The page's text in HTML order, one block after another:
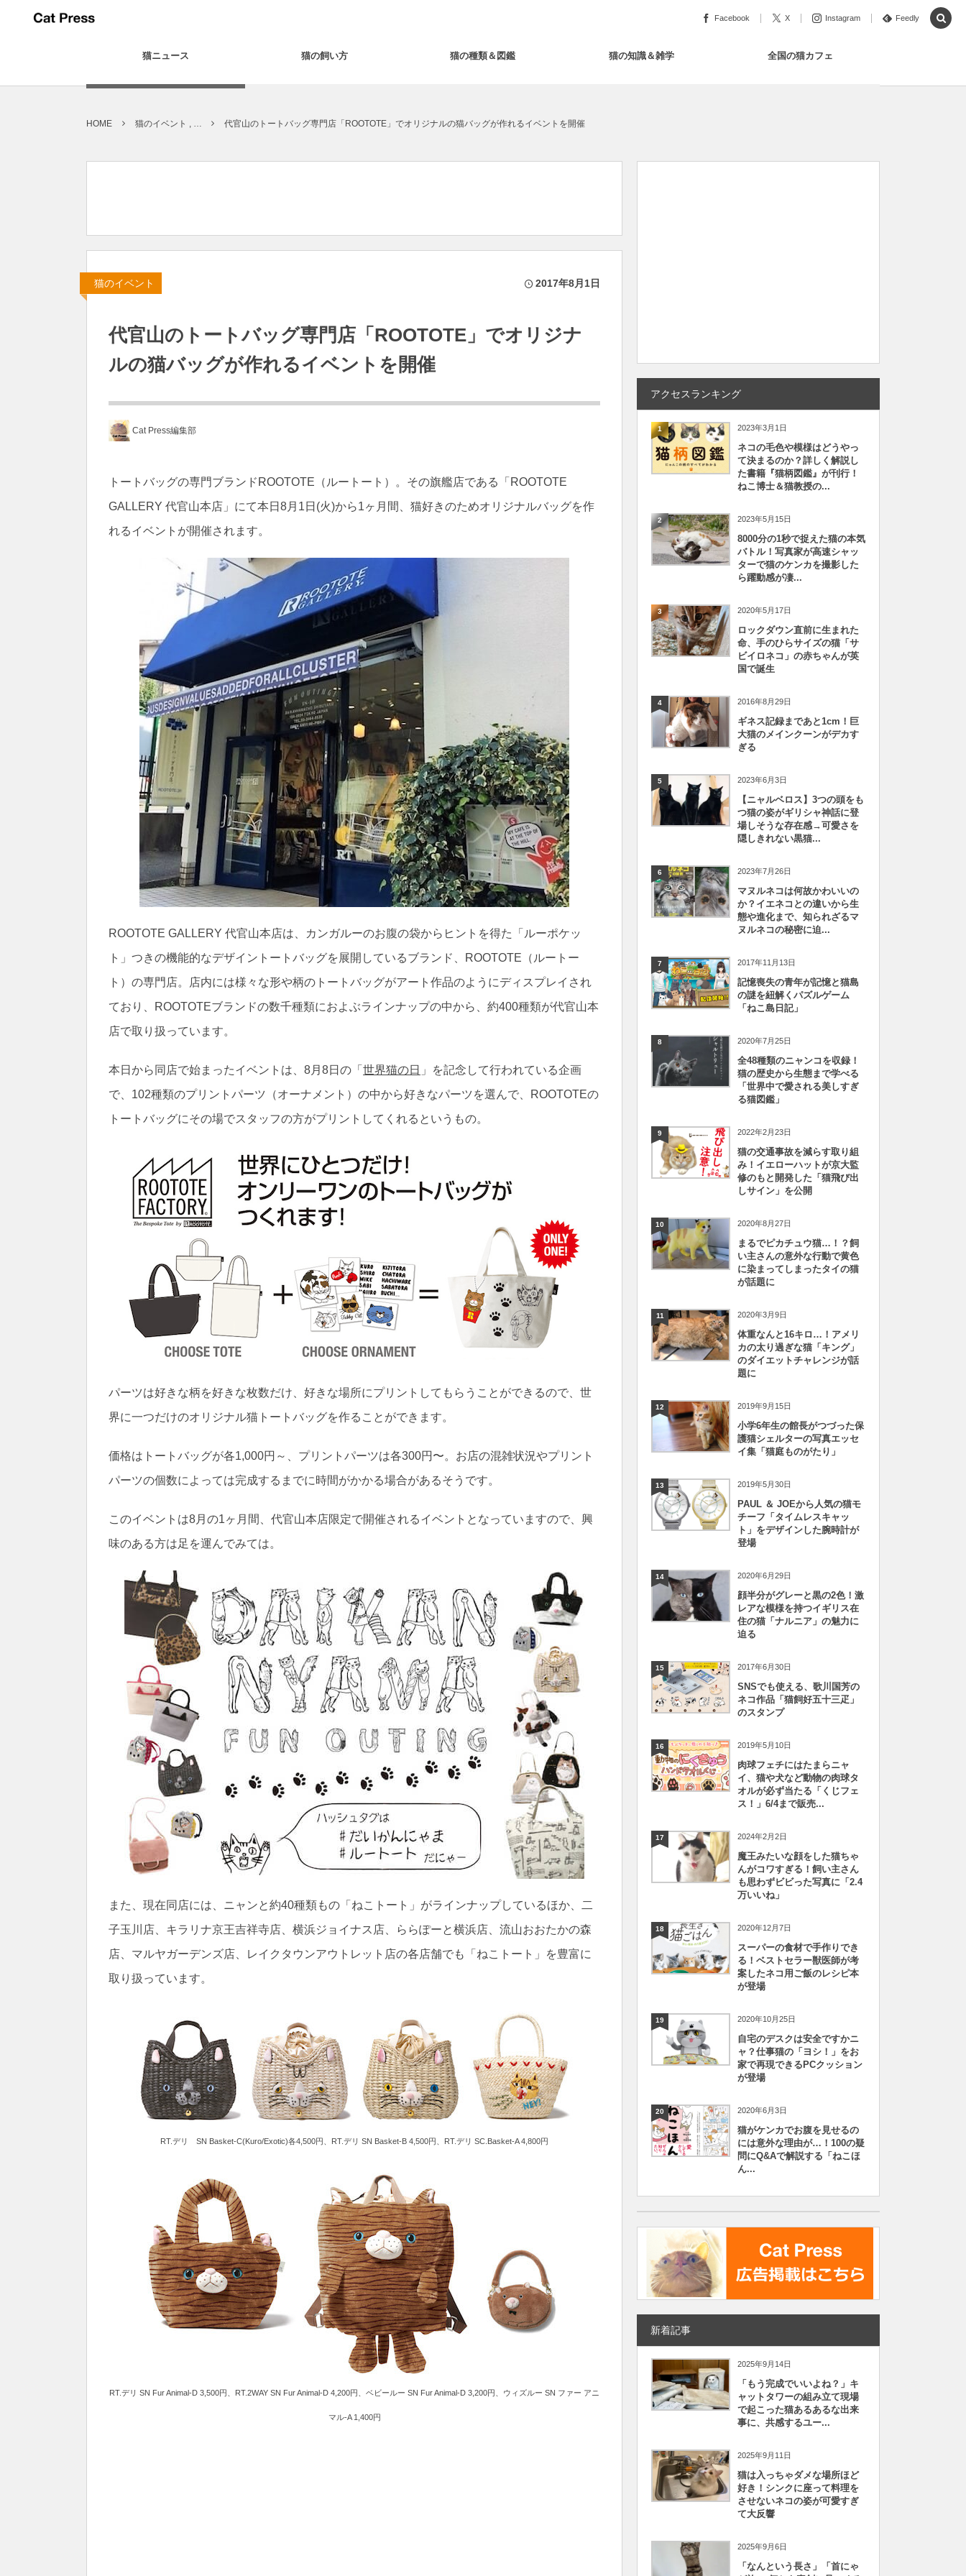
Facebook X Instagram Feedly
猫ニュース 猫の飼い方 猫の種類＆図鑑 猫の知識＆雑学 全国の猫カフェ
HOME 猫のイベント , … 代官山のトートバッグ専門店「ROOTOTE」でオリジナルの猫バッグが作れるイベントを開催
猫のイベント 2017年8月1日
代官山のトートバッグ専門店「ROOTOTE」でオリジナ
ルの猫バッグが作れるイベントを開催
Cat Press編集部
トートバッグの専門ブランドROOTOTE（ルートート）。その旗艦店である「ROOTOTE
GALLERY 代官山本店」にて本日8月1日(火)から1ヶ月間、猫好きのためオリジナルバッグを作
れるイベントが開催されます。
ROOTOTE GALLERY 代官山本店は、カンガルーのお腹の袋からヒントを得た「ルーポケッ
ト」つきの機能的なデザイントートバッグを展開しているブランド、ROOTOTE（ルートー
ト）の専門店。店内には様々な形や柄のトートバッグがアート作品のようにディスプレイされ
ており、ROOTOTEブランドの数千種類におよぶラインナップの中から、約400種類が代官山本
店で取り扱っています。
本日から同店で始まったイベントは、8月8日の「 世界猫の日 」を記念して行われている企画
で、102種類のプリントパーツ（オーナメント）の中から好きなパーツを選んで、ROOTOTEの
トートバッグにその場でスタッフの方がプリントしてくれるというもの。
パーツは好きな柄を好きな枚数だけ、好きな場所にプリントしてもらうことができるので、世
界に一つだけのオリジナル猫トートバッグを作ることができます。
価格はトートバッグが各1,000円～、プリントパーツは各300円〜。お店の混雑状況やプリント
パーツの個数によっては完成するまでに時間がかかる場合があるそうです。
このイベントは8月の1ヶ月間、代官山本店限定で開催されるイベントとなっていますので、興
味のある方は足を運んでみては。
また、現在同店には、ニャンと約40種類もの「ねこトート」がラインナップしているほか、二
子玉川店、キラリナ京王吉祥寺店、横浜ジョイナス店、ららぽーと横浜店、流山おおたかの森
店、マルヤガーデンズ店、レイクタウンアウトレット店の各店舗でも「ねこトート」を豊富に
取り扱っています。
RT.デリ SN Basket-C(Kuro/Exotic)各4,500円、RT.デリ SN Basket-B 4,500円、RT.デリ SC.Basket-A 4,800円
RT.デリ SN Fur Animal-D 3,500円、RT.2WAY SN Fur Animal-D 4,200円、ベビールー SN Fur Animal-D 3,200円、ウィズルー SN ファー アニ
マル-A 1,400円
アクセスランキング
1 2023年3月1日
ネコの毛色や模様はどうやっ
て決まるのか？詳しく解説し
た書籍『猫柄図鑑』が刊行！
ねこ博士＆猫教授の...
2 2023年5月15日
8000分の1秒で捉えた猫の本気
バトル！写真家が高速シャッ
ターで猫のケンカを撮影した
ら躍動感が凄...
3 2020年5月17日
ロックダウン直前に生まれた
命、手のひらサイズの猫「サ
ビイロネコ」の赤ちゃんが英
国で誕生
4 2016年8月29日
ギネス記録まであと1cm！巨
大猫のメインクーンがデカす
ぎる
5 2023年6月3日
【ニャルベロス】3つの頭をも
つ猫の姿がギリシャ神話に登
場しそうな存在感→可愛さを
隠しきれない黒猫...
6 2023年7月26日
マヌルネコは何故かわいいの
か？イエネコとの違いから生
態や進化まで、知られざるマ
ヌルネコの秘密に迫...
7 2017年11月13日
記憶喪失の青年が記憶と猫島
の謎を紐解くパズルゲーム
「ねこ島日記」
8 2020年7月25日
全48種類のニャンコを収録！
猫の歴史から生態まで学べる
「世界中で愛される美しすぎ
る猫図鑑」
9 2022年2月23日
猫の交通事故を減らす取り組
み！イエローハットが京大監
修のもと開発した「猫飛び出
しサイン」を公開
10 2020年8月27日
まるでピカチュウ猫…！？飼
い主さんの意外な行動で黄色
に染まってしまったタイの猫
が話題に
11 2020年3月9日
体重なんと16キロ…！アメリ
カの太り過ぎな猫「キング」
のダイエットチャレンジが話
題に
12 2019年9月15日
小学6年生の館長がつづった保
護猫シェルターの写真エッセ
イ集「猫庭ものがたり」
13 2019年5月30日
PAUL ＆ JOEから人気の猫モ
チーフ「タイムレスキャッ
ト」をデザインした腕時計が
登場
14 2020年6月29日
顔半分がグレーと黒の2色！激
レアな模様を持つイギリス在
住の猫「ナルニア」の魅力に
迫る
15 2017年6月30日
SNSでも使える、歌川国芳の
ネコ作品「猫飼好五十三疋」
のスタンプ
16 2019年5月10日
肉球フェチにはたまらニャ
イ、猫や犬など動物の肉球タ
オルが必ず当たる「くじフェ
ス！」6/4まで販売...
17 2024年2月2日
魔王みたいな顔をした猫ちゃ
んがコワすぎる！飼い主さん
も思わずビビった写真に「2.4
万いいね」
18 2020年12月7日
スーパーの食材で手作りでき
る！ベストセラー獣医師が考
案したネコ用ご飯のレシピ本
が登場
19 2020年10月25日
自宅のデスクは安全ですかニ
ャ？仕事猫の「ヨシ！」をお
家で再現できるPCクッション
が登場
20 2020年6月3日
猫がケンカでお腹を見せるの
には意外な理由が…！100の疑
問にQ&Aで解説する「ねこほ
ん...
新着記事
2025年9月14日
「もう完成でいいよね？」キ
ャットタワーの組み立て現場
で起こった猫あるあるな出来
事に、共感するユー...
2025年9月11日
猫は入っちゃダメな場所ほど
好き！シンクに座って料理を
させないネコの姿が可愛すぎ
て大反響
2025年9月6日
「なんという長さ」「首にゃ